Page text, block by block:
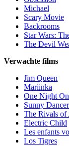
Michael
Scary Movie
Backrooms
Star Wars:
The Devil
Verwachte films
Jim Queen
Mariinka
One Night
Sunny Dancer
The Rivals
Electric Child
Les enfants
Los Tigres